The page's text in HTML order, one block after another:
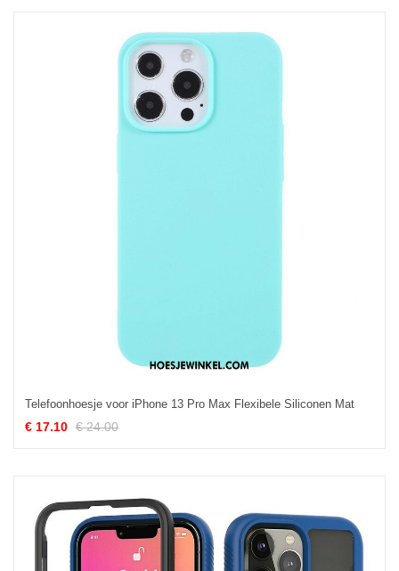
Telefoonhoesje voor iPhone 13 Pro Max Flexibele Siliconen Mat
€ 17.10 € 24.00